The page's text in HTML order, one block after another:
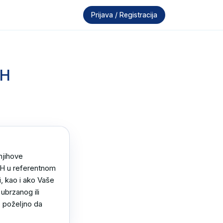
Prijava / Registracija
u referentnom
kao i ako Vaše
ili
poželjno da